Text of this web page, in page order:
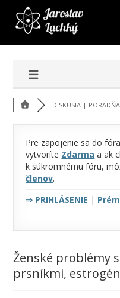
DISKUSIA | PORADŇA
Pre zapojenie sa do
vytvoríte Zdarma a ak
k súkromnému fóru,
členov.
⇒ PRIHLÁSENIE |
Ženské problémy
prsníkmi,